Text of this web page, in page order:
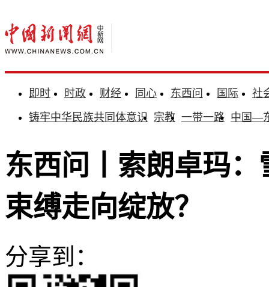
即时 时政 财经 同心 东西问 国际
社
铸牢中华民族共同体意识 宗教 一带一路 中国—
东西问丨索朗卓玛
束缚走向绽放？
分享到：